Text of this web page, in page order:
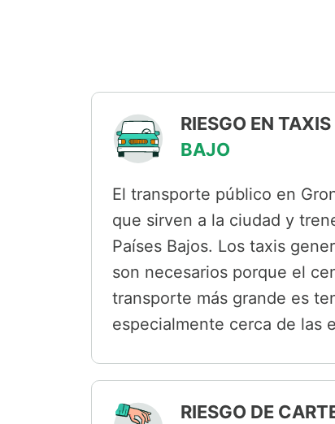
RIESGO EN
BAJO
El transporte público en
que sirven a la ciudad y
Países Bajos. Los taxis
son necesarios porque el
transporte más grande es
especialmente cerca de las
RIESGO DE